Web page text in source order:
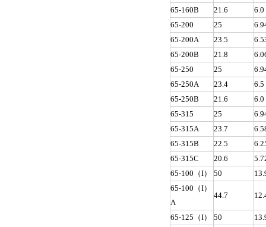
65-160B
21.6
6.0
65-200
25
65-200A
23.5
65-200B
21.8
65-250
25
65-250A
23.4
6.5
65-250B
21.6
6.0
65-315
25
65-315A
23.7
65-315B
22.5
65-315C
20.6
65-100（I）
50
65-100（I）
A
44.7
65-125（I） 50